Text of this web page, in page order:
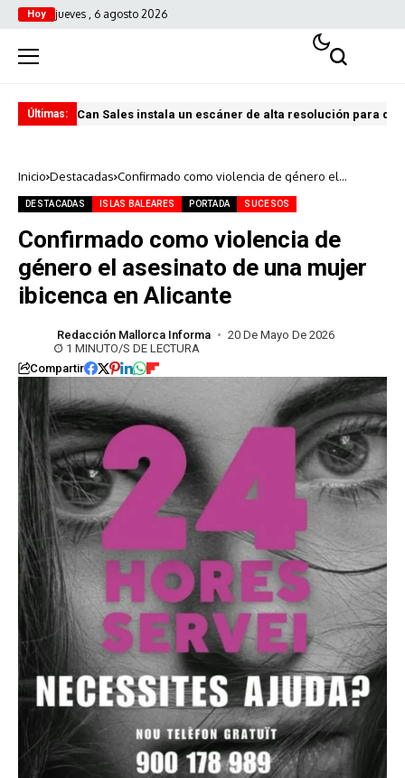
Hoy jueves , 6 agosto 2026
Últimas: Can Sales instala un escáner de alta resolución para
Inicio Destacadas Confirmado como violencia de género el
DESTACADAS ISLAS BALEARES PORTADA SUCESOS
Confirmado como violencia de
género el asesinato de una mujer
ibicenca en Alicante
Redacción Mallorca Informa
20 De Mayo De 2026
1 MINUTO/S DE LECTURA
Compartir